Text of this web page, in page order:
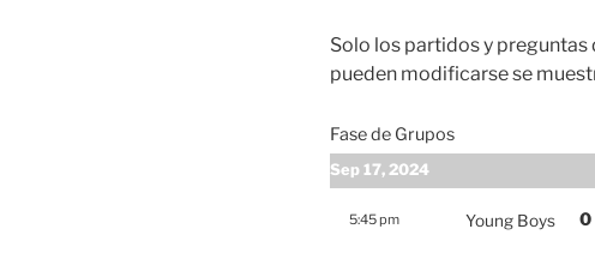
Solo los partidos y
pueden modificarse se
Fase de Grupos
Sep 17, 2024
5:45 pm Young Boys 0